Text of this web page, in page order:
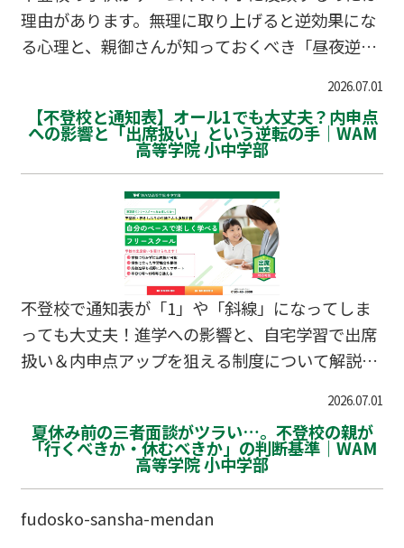
理由があります。無理に取り上げると逆効果にな
る心理と、親御さんが知っておくべき「昼夜逆
2026.07.01
【不登校と通知表】オール1でも大丈夫？内申点
への影響と「出席扱い」という逆転の手｜WAM
高等学院 小中学部
不登校で通知表が「1」や「斜線」になってしま
っても大丈夫！進学への影響と、自宅学習で出席
扱い＆内申点アップを狙える制度について解説し
2026.07.01
夏休み前の三者面談がツラい…。不登校の親が
「行くべきか・休むべきか」の判断基準｜WAM
高等学院 小中学部
fudosko-sansha-mendan